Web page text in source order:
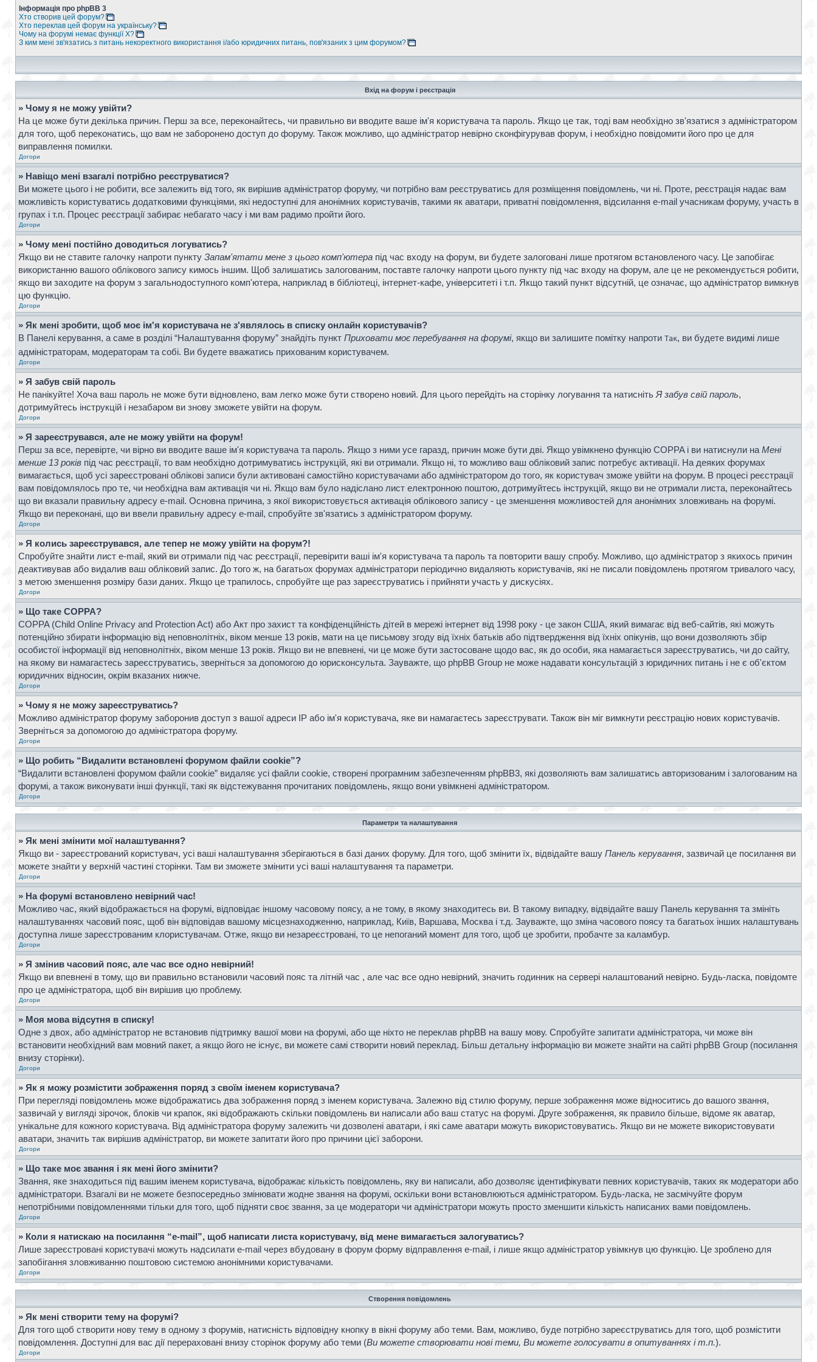
Інформація про phpBB 3
Хто створив цей форум?
Хто переклав цей форум на українську?
Чому на форумі немає функції X?
З ким мені зв'язатись з питань некоректного використання і/або юридичних питань, пов'язаних з цим форумом?
Вхід на форум і реєстрація
» Чому я не можу увійти?
На це може бути декілька причин. Перш за все, переконайтесь, чи правильно ви вводите ваше ім'я користувача та пароль. Якщо це так, тоді вам необхідно зв'язатися з адміністратором
для того, щоб переконатись, що вам не заборонено доступ до форуму. Також можливо, що адміністратор невірно сконфігурував форум, і необхідно повідомити його про це для
виправлення помилки.
Догори
» Навіщо мені взагалі потрібно реєструватися?
Ви можете цього і не робити, все залежить від того, як вирішив адміністратор форуму, чи потрібно вам реєструватись для розміщення повідомлень, чи ні. Проте, реєстрація надає вам
можливість користуватись додатковими функціями, які недоступні для анонімних користувачів, такими як аватари, приватні повідомлення, відсилання e-mail учасникам форуму, участь в
групах і т.п. Процес реєстрації забирає небагато часу і ми вам радимо пройти його.
Догори
» Чому мені постійно доводиться логуватись?
Якщо ви не ставите галочку напроти пункту Запам'ятати мене з цього комп'ютера під час входу на форум, ви будете залоговані лише протягом встановленого часу. Це запобігає
використанню вашого облікового запису кимось іншим. Щоб залишатись залогованим, поставте галочку напроти цього пункту під час входу на форум, але це не рекомендується робити,
якщо ви заходите на форум з загальнодоступного комп'ютера, наприклад в бібліотеці, інтернет-кафе, університеті і т.п. Якщо такий пункт відсутній, це означає, що адміністратор вимкнув
цю функцію.
Догори
» Як мені зробити, щоб моє ім'я користувача не з'являлось в списку онлайн користувачів?
В Панелі керування, а саме в розділі “Налаштування форуму” знайдіть пункт Приховати моє перебування на форумі, якщо ви залишите помітку напроти Так, ви будете видимі лише
адміністраторам, модераторам та собі. Ви будете вважатись прихованим користувачем.
Догори
» Я забув свій пароль
Не панікуйте! Хоча ваш пароль не може бути відновлено, вам легко може бути створено новий. Для цього перейдіть на сторінку логування та натисніть Я забув свій пароль,
дотримуйтесь інструкцій і незабаром ви знову зможете увійти на форум.
Догори
» Я зареєструвався, але не можу увійти на форум!
Перш за все, перевірте, чи вірно ви вводите ваше ім'я користувача та пароль. Якщо з ними усе гаразд, причин може бути дві. Якщо увімкнено функцію COPPA і ви натиснули на Мені
менше 13 років під час реєстрації, то вам необхідно дотримуватись інструкцій, які ви отримали. Якщо ні, то можливо ваш обліковий запис потребує активації. На деяких форумах
вимагається, щоб усі зареєстровані облікові записи були активовані самостійно користувачами або адміністратором до того, як користувач зможе увійти на форум. В процесі реєстрації
вам повідомлялось про те, чи необхідна вам активація чи ні. Якщо вам було надіслано лист електронною поштою, дотримуйтесь інструкцій, якщо ви не отримали листа, переконайтесь
що ви вказали правильну адресу e-mail. Основна причина, з якої використовується активація облікового запису - це зменшення можливостей для анонімних зловживань на форумі.
Якщо ви переконані, що ви ввели правильну адресу e-mail, спробуйте зв'язатись з адміністратором форуму.
Догори
» Я колись зареєструвався, але тепер не можу увійти на форум?!
Спробуйте знайти лист e-mail, який ви отримали під час реєстрації, перевірити ваші ім'я користувача та пароль та повторити вашу спробу. Можливо, що адміністратор з якихось причин
деактивував або видалив ваш обліковий запис. До того ж, на багатьох форумах адміністратори періодично видаляють користувачів, які не писали повідомлень протягом тривалого часу,
з метою зменшення розміру бази даних. Якщо це трапилось, спробуйте ще раз зареєструватись і прийняти участь у дискусіях.
Догори
» Що таке COPPA?
COPPA (Child Online Privacy and Protection Act) або Акт про захист та конфіденційність дітей в мережі інтернет від 1998 року - це закон США, який вимагає від веб-сайтів, які можуть
потенційно збирати інформацію від неповнолітніх, віком менше 13 років, мати на це письмову згоду від їхніх батьків або підтвердження від їхніх опікунів, що вони дозволяють збір
особистої інформації від неповнолітніх, віком менше 13 років. Якщо ви не впевнені, чи це може бути застосоване щодо вас, як до особи, яка намагається зареєструватись, чи до сайту,
на якому ви намагаєтесь зареєструватись, зверніться за допомогою до юрисконсульта. Зауважте, що phpBB Group не може надавати консультацій з юридичних питань і не є об'єктом
юридичних відносин, окрім вказаних нижче.
Догори
» Чому я не можу зареєструватись?
Можливо адміністратор форуму заборонив доступ з вашої адреси IP або ім'я користувача, яке ви намагаєтесь зареєструвати. Також він міг вимкнути реєстрацію нових користувачів.
Зверніться за допомогою до адміністратора форуму.
Догори
» Що робить “Видалити встановлені форумом файли cookie”?
“Видалити встановлені форумом файли cookie” видаляє усі файли cookie, створені програмним забезпеченням phpBB3, які дозволяють вам залишатись авторизованим і залогованим на
форумі, а також виконувати інші функції, такі як відстежування прочитаних повідомлень, якщо вони увімкнені адміністратором.
Догори
Параметри та налаштування
» Як мені змінити мої налаштування?
Якщо ви - зареєстрований користувач, усі ваші налаштування зберігаються в базі даних форуму. Для того, щоб змінити їх, відвідайте вашу Панель керування, зазвичай це посилання ви
можете знайти у верхній частині сторінки. Там ви зможете змінити усі ваші налаштування та параметри.
Догори
» На форумі встановлено невірний час!
Можливо час, який відображається на форумі, відповідає іншому часовому поясу, а не тому, в якому знаходитесь ви. В такому випадку, відвідайте вашу Панель керування та змініть
налаштуваннях часовий пояс, щоб він відповідав вашому місцезнаходженню, наприклад, Київ, Варшава, Москва і т.д. Зауважте, що зміна часового поясу та багатьох інших налаштувань
доступна лише зареєстрованим клористувачам. Отже, якщо ви незареєстровані, то це непоганий момент для того, щоб це зробити, пробачте за каламбур.
Догори
» Я змінив часовий пояс, але час все одно невірний!
Якщо ви впевнені в тому, що ви правильно встановили часовий пояс та літній час , але час все одно невірний, значить годинник на сервері налаштований невірно. Будь-ласка, повідомте
про це адміністратора, щоб він вирішив цю проблему.
Догори
» Моя мова відсутня в списку!
Одне з двох, або адміністратор не встановив підтримку вашої мови на форумі, або ще ніхто не переклав phpBB на вашу мову. Спробуйте запитати адміністратора, чи може він
встановити необхідний вам мовний пакет, а якщо його не існує, ви можете самі створити новий переклад. Більш детальну інформацію ви можете знайти на сайті phpBB Group (посилання
внизу сторінки).
Догори
» Як я можу розмістити зображення поряд з своїм іменем користувача?
При перегляді повідомлень може відображатись два зображення поряд з іменем користувача. Залежно від стилю форуму, перше зображення може відноситись до вашого звання,
зазвичай у вигляді зірочок, блоків чи крапок, які відображають скільки повідомлень ви написали або ваш статус на форумі. Друге зображення, як правило більше, відоме як аватар,
унікальне для кожного користувача. Від адміністратора форуму залежить чи дозволені аватари, і які саме аватари можуть використовуватись. Якщо ви не можете використовувати
аватари, значить так вирішив адміністратор, ви можете запитати його про причини цієї заборони.
Догори
» Що таке моє звання і як мені його змінити?
Звання, яке знаходиться під вашим іменем користувача, відображає кількість повідомлень, яку ви написали, або дозволяє ідентифікувати певних користувачів, таких як модератори або
адміністратори. Взагалі ви не можете безпосередньо змінювати жодне звання на форумі, оскільки вони встановлюються адміністратором. Будь-ласка, не засмічуйте форум
непотрібними повідомленнями тільки для того, щоб підняти своє звання, за це модератори чи адміністратори можуть просто зменшити кількість написаних вами повідомлень.
Догори
» Коли я натискаю на посилання “e-mail”, щоб написати листа користувачу, від мене вимагається залогуватись?
Лише зареєстровані користувачі можуть надсилати e-mail через вбудовану в форум форму відправлення e-mail, і лише якщо адміністратор увімкнув цю функцію. Це зроблено для
запобігання зловживанню поштовою системою анонімними користувачами.
Догори
Створення повідомлень
» Як мені створити тему на форумі?
Для того щоб створити нову тему в одному з форумів, натисність відповідну кнопку в вікні форуму або теми. Вам, можливо, буде потрібно зареєструватись для того, щоб розмістити
повідомлення. Доступні для вас дії перераховані внизу сторінок форуму або теми (Ви можете створювати нові теми, Ви можете голосувати в опитуваннях і т.п.).
Догори